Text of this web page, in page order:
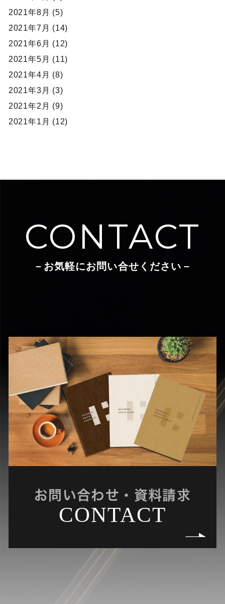
2021年8月 (5)
2021年7月 (14)
2021年6月 (12)
2021年5月 (11)
2021年4月 (8)
2021年3月 (3)
2021年2月 (9)
2021年1月 (12)
CONTACT
－お気軽にお問い合せください－
お問い合わせ・資料請求
CONTACT